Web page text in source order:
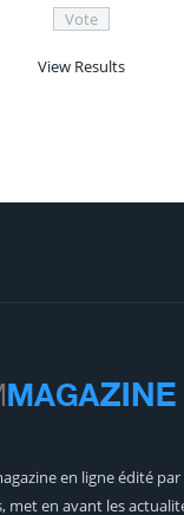
View Results
en ligne édité
met en avant les